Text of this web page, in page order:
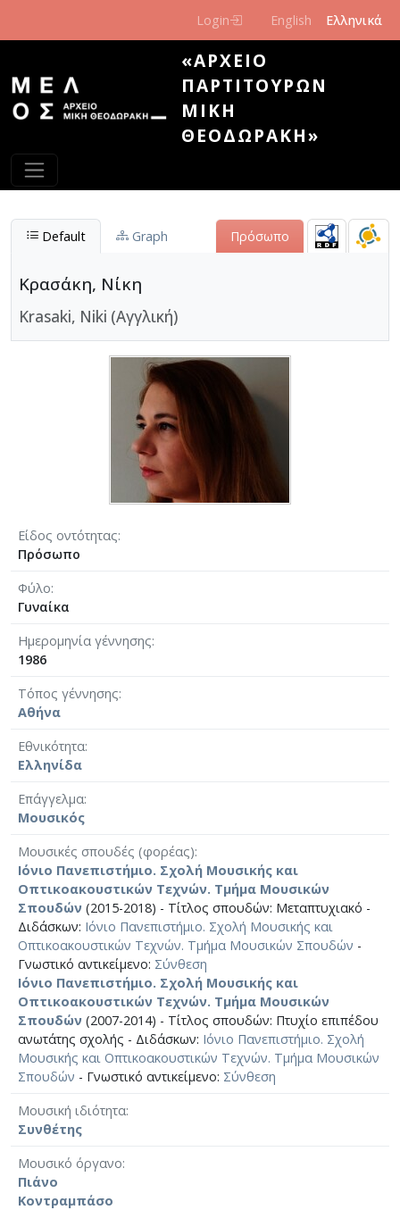
Login English Ελληνικά
«ΑΡΧΕΊΟ
ΠΑΡΤΙΤΟΎΡΩΝ
ΜΊΚΗ
ΘΕΟΔΩΡΆΚΗ»
Default Graph Πρόσωπο
Κρασάκη, Νίκη
Krasaki, Niki (Αγγλική)
Είδος οντότητας
Πρόσωπο
Φύλο
Γυναίκα
Ημερομηνία γέννησης
1986
Τόπος γέννησης
Αθήνα
Εθνικότητα
Ελληνίδα
Επάγγελμα
Μουσικός
Μουσικές σπουδές (φορέας)
Ιόνιο Πανεπιστήμιο. Σχολή Μουσικής και
Οπτικοακουστικών Τεχνών. Τμήμα Μουσικών
Σπουδών (2015-2018) - Τίτλος σπουδών: Μεταπτυχιακό -
Διδάσκων: Ιόνιο Πανεπιστήμιο. Σχολή Μουσικής και
Οπτικοακουστικών Τεχνών. Τμήμα Μουσικών Σπουδών -
Γνωστικό αντικείμενο: Σύνθεση
Ιόνιο Πανεπιστήμιο. Σχολή Μουσικής και
Οπτικοακουστικών Τεχνών. Τμήμα Μουσικών
Σπουδών (2007-2014) - Τίτλος σπουδών: Πτυχίο επιπέδου
ανωτάτης σχολής - Διδάσκων: Ιόνιο Πανεπιστήμιο. Σχολή
Μουσικής και Οπτικοακουστικών Τεχνών. Τμήμα Μουσικών
Σπουδών - Γνωστικό αντικείμενο: Σύνθεση
Μουσική ιδιότητα
Συνθέτης
Μουσικό όργανο
Πιάνο
Κοντραμπάσο